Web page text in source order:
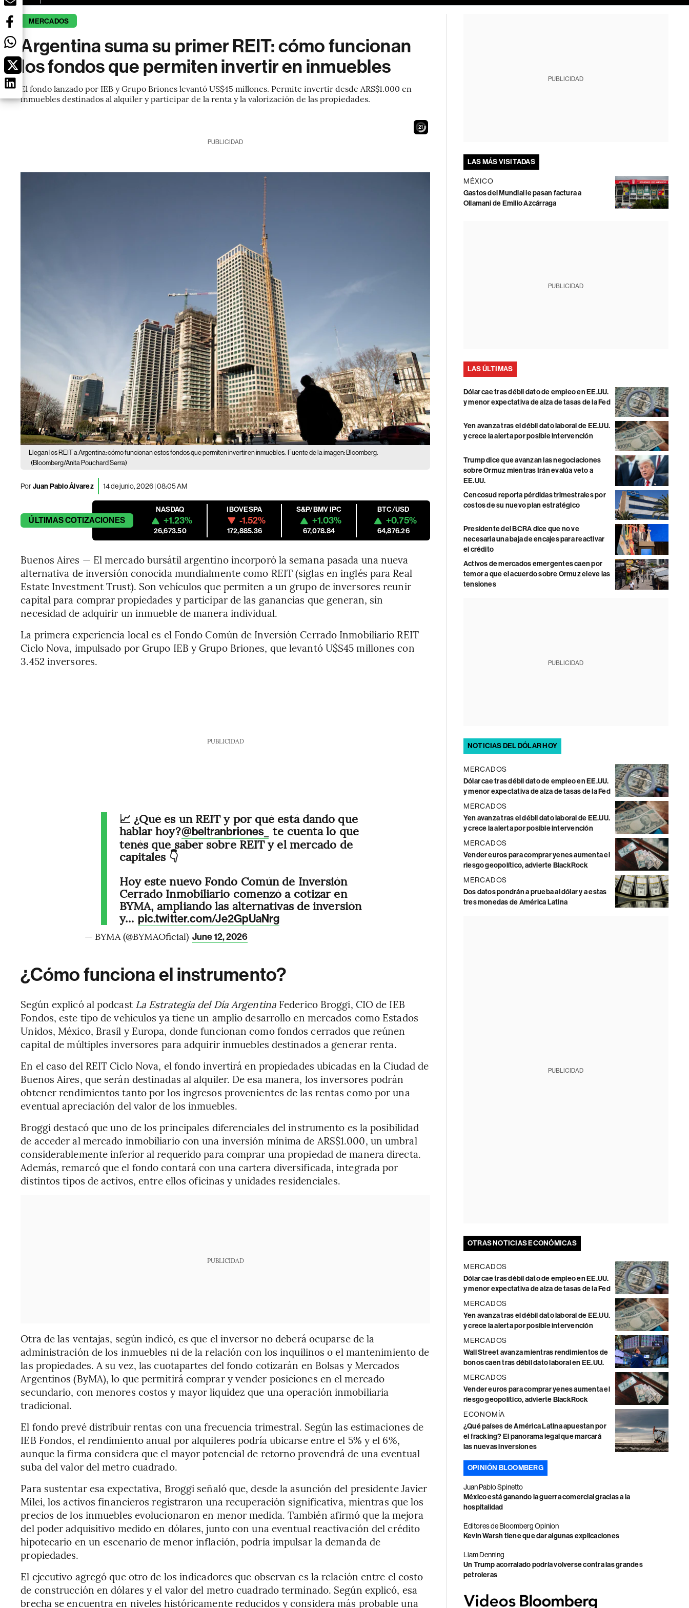
MERCADOS
Argentina suma su primer REIT: cómo funcionan
los fondos que permiten invertir en inmuebles
El fondo lanzado por IEB y Grupo Briones levantó US$45 millones. Permite invertir desde ARS$1.000 en
inmuebles destinados al alquiler y participar de la renta y la valorización de las propiedades.
20
PUBLICIDAD
Llegan los REIT a Argentina: cómo funcionan estos fondos que permiten invertir en inmuebles. Fuente de la imagen: Bloomberg.
(Bloomberg/Anita Pouchard Serra)
PorJuan Pablo Álvarez 14 de junio, 2026 | 08:05 AM
ÚLTIMASCOTIZACIONES
NASDAQ
+1.23%
26,673.50
IBOVESPA
-1.52%
172,885.36
S&P/BMV IPC
+1.03%
67,078.84
BTC/USD
+0.75%
64,876.26
Buenos Aires — El mercado bursátil argentino incorporó la semana pasada una nueva
alternativa de inversión conocida mundialmente como REIT (siglas en inglés para Real
Estate Investment Trust). Son vehículos que permiten a un grupo de inversores reunir
capital para comprar propiedades y participar de las ganancias que generan, sin
necesidad de adquirir un inmueble de manera individual.
La primera experiencia local es el Fondo Común de Inversión Cerrado Inmobiliario REIT
Ciclo Nova, impulsado por Grupo IEB y Grupo Briones, que levantó U$S45 millones con
3.452 inversores.
PUBLICIDAD
📈 ¿Qué es un REIT y por qué está dando que
hablar hoy?@beltranbriones_
te cuenta lo que
tenés que saber sobre REIT y el mercado de
capitales 👇
Hoy este nuevo Fondo Común de Inversión
Cerrado Inmobiliario comenzó a cotizar en
BYMA, ampliando las alternativas de inversión
y… pic.twitter.com/Je2GpUaNrg
— BYMA (@BYMAOficial) June 12, 2026
¿Cómo funciona el instrumento?
Según explicó al podcast La Estrategia del Día ArgentinaFederico Broggi, CIO de IEB
Fondos, este tipo de vehículos ya tiene un amplio desarrollo en mercados como Estados
Unidos, México, Brasil y Europa, donde funcionan como fondos cerrados que reúnen
capital de múltiples inversores para adquirir inmuebles destinados a generar renta.
En el caso del REIT Ciclo Nova, el fondo invertirá en propiedades ubicadas en la Ciudad de
Buenos Aires, que serán destinadas al alquiler. De esa manera, los inversores podrán
obtener rendimientos tanto por los ingresos provenientes de las rentas como por una
eventual apreciación del valor de los inmuebles.
Broggi destacó que uno de los principales diferenciales del instrumento es la posibilidad
de acceder al mercado inmobiliario con una inversión mínima de ARS$1.000, un umbral
considerablemente inferior al requerido para comprar una propiedad de manera directa.
Además, remarcó que el fondo contará con una cartera diversificada, integrada por
distintos tipos de activos, entre ellos oficinas y unidades residenciales.
PUBLICIDAD
Otra de las ventajas, según indicó, es que el inversor no deberá ocuparse de la
administración de los inmuebles ni de la relación con los inquilinos o el mantenimiento de
las propiedades. A su vez, las cuotapartes del fondo cotizarán en Bolsas y Mercados
Argentinos (ByMA), lo que permitirá comprar y vender posiciones en el mercado
secundario, con menores costos y mayor liquidez que una operación inmobiliaria
tradicional.
El fondo prevé distribuir rentas con una frecuencia trimestral. Según las estimaciones de
IEB Fondos, el rendimiento anual por alquileres podría ubicarse entre el 5% y el 6%,
aunque la firma considera que el mayor potencial de retorno provendrá de una eventual
suba del valor del metro cuadrado.
Para sustentar esa expectativa, Broggi señaló que, desde la asunción del presidente Javier
Milei, los activos financieros registraron una recuperación significativa, mientras que los
precios de los inmuebles evolucionaron en menor medida. También afirmó que la mejora
del poder adquisitivo medido en dólares, junto con una eventual reactivación del crédito
hipotecario en un escenario de menor inflación, podría impulsar la demanda de
propiedades.
El ejecutivo agregó que otro de los indicadores que observan es la relación entre el costo
de construcción en dólares y el valor del metro cuadrado terminado. Según explicó, esa
brecha se encuentra en niveles históricamente reducidos y considera más probable una
PUBLICIDAD
LAS MÁS VISITADAS
MÉXICO
Gastos del Mundial le pasan factura a
Ollamani de Emilio Azcárraga
PUBLICIDAD
LAS ÚLTIMAS
Dólar cae tras débil dato de empleo en EE.UU.
y menor expectativa de alza de tasas de la Fed
Yen avanza tras el débil dato laboral de EE.UU.
y crece la alerta por posible intervención
Trump dice que avanzan las negociaciones
sobre Ormuz mientras Irán evalúa veto a
EE.UU.
Cencosud reporta pérdidas trimestrales por
costos de su nuevo plan estratégico
Presidente del BCRA dice que no ve
necesaria una baja de encajes para reactivar
el crédito
Activos de mercados emergentes caen por
temor a que el acuerdo sobre Ormuz eleve las
tensiones
PUBLICIDAD
NOTICIAS DEL DÓLAR HOY
MERCADOS
Dólar cae tras débil dato de empleo en EE.UU.
y menor expectativa de alza de tasas de la Fed
MERCADOS
Yen avanza tras el débil dato laboral de EE.UU.
y crece la alerta por posible intervención
MERCADOS
Vender euros para comprar yenes aumenta el
riesgo geopolítico, advierte BlackRock
MERCADOS
Dos datos pondrán a prueba al dólar y a estas
tres monedas de América Latina
PUBLICIDAD
OTRAS NOTICIAS ECONÓMICAS
MERCADOS
Dólar cae tras débil dato de empleo en EE.UU.
y menor expectativa de alza de tasas de la Fed
MERCADOS
Yen avanza tras el débil dato laboral de EE.UU.
y crece la alerta por posible intervención
MERCADOS
Wall Street avanza mientras rendimientos de
bonos caen tras débil dato laboral en EE.UU.
MERCADOS
Vender euros para comprar yenes aumenta el
riesgo geopolítico, advierte BlackRock
ECONOMÍA
¿Qué países de América Latina apuestan por
el fracking? El panorama legal que marcará
las nuevas inversiones
OPINIÓN BLOOMBERG
Juan Pablo Spinetto
México está ganando la guerra comercial gracias a la
hospitalidad
Editores de Bloomberg Opinion
Kevin Warsh tiene que dar algunas explicaciones
Liam Denning
Un Trump acorralado podría volverse contra las grandes
petroleras